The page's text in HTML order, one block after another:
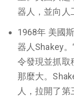
器人，並向人
1968年 美國
器人Shakey
令發現並抓取
那麼大。
人，拉開了第